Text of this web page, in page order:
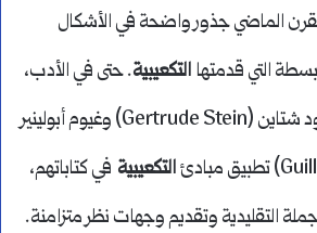
الماضي جذور واضحة في الأشكال
التي قدمتها التكعيبية. حتى في الأدب،
حاول كتاب مثل جيرترود شتاين (Gertrude Stein) وغيوم أبولينير
التكعيبية في كتاباتهم،
التقليدية وتقديم وجهات نظر متزامنة.